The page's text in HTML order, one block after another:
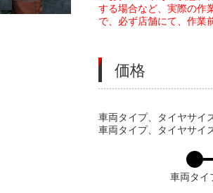
する場合など、実際の作
で、必ず店舗にて、作業
価格
VARIATIONS
車両タイプ、タイヤサイ
車両タイプ、タイヤサイ
車両タイ